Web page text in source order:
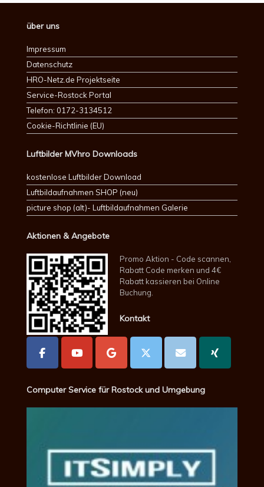
über uns
Impressum
Datenschutz
HRO-Netz.de Projektseite
Service-Rostock Portal
Telefon: 0172-3134512
Cookie-Richtlinie (EU)
Luftbilder MVhro Downloads
kostenlose Luftbilder Download
Luftbildaufnahmen SHOP (neu)
picture shop (alt)- Luftbildaufnahmen Galerie
Aktionen & Angebote
Promo Aktion - Code scannen,
Rabatt Code merken und 4€
Rabatt kassieren bei Online
Buchung.
Kontakt
Computer Service für Rostock und Umgebung